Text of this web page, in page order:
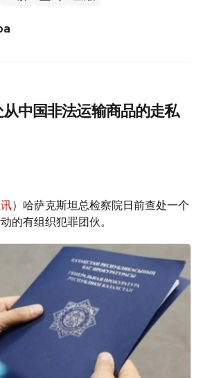
中国非法运输商品的走私
）哈萨克斯坦总检察院日前查处一个
的有组织犯罪团伙。